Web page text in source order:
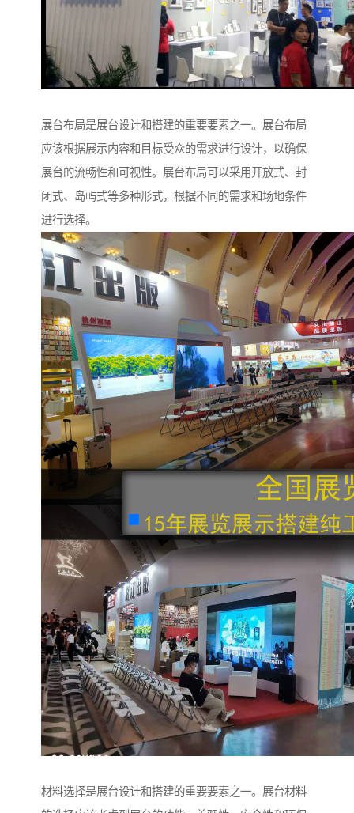
展台布局是展台设计和搭建的重要要素之一。展台布局
应该根据展示内容和目标受众的需求进行设计，以确保
展台的流畅性和可视性。展台布局可以采用开放式、封
闭式、岛屿式等多种形式，根据不同的需求和场地条件
进行选择。
材料选择是展台设计和搭建的重要要素之一。展台材料